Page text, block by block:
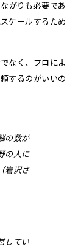
がりも必要であ
ケールするため
なく、プロによ
するのがいいの
の数が
の人に
岩沢さ
してい